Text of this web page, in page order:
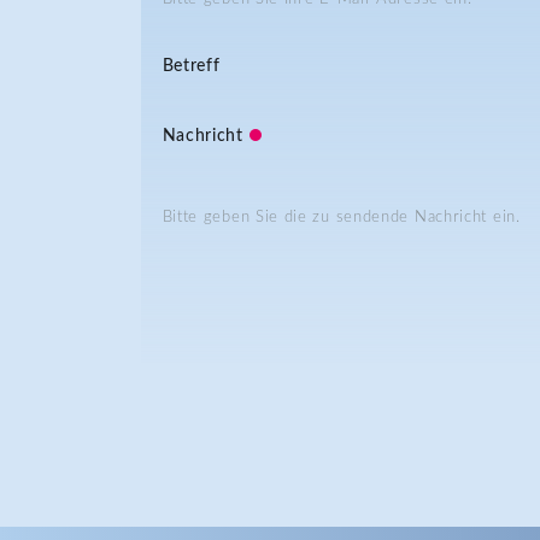
Betreff
Nachricht
Bitte geben Sie die zu sendende Nachricht ein.